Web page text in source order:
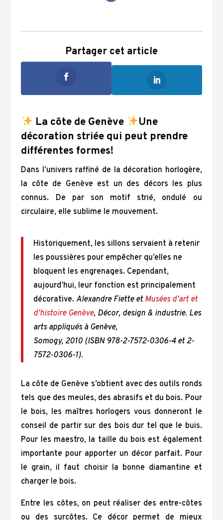
Partager cet article
La côte de Genève
Une
décoration striée qui peut prendre
différentes formes!
Dans l’univers raffiné de la décoration horlogère,
la côte de Genève est un des décors les plus
connus. De par son motif strié, ondulé ou
circulaire, elle sublime le mouvement.
Historiquement, les sillons servaient à retenir
les poussières pour empêcher qu’elles ne
bloquent les engrenages. Cependant,
aujourd’hui, leur fonction est principalement
décorative.Alexandre Fietteet Musées d’art et
d’histoire Genève, Décor, design & industrie. Les
arts appliqués à Genève,
Somogy, 2010 (ISBN 978-2-7572-0306-4et 2-
7572-0306-1).
La côte de Genève s’obtient avec des outils ronds
tels que des meules, des abrasifs et du bois. Pour
le bois, les maîtres horlogers vous donneront le
conseil de partir sur des bois dur tel que le buis.
Pour les maestro, la taille du bois est également
importante pour apporter un décor parfait. Pour
le grain, il faut choisir la bonne diamantine et
charger le bois.
Entre les côtes, on peut réaliser des entre-côtes
ou des surcôtes. Ce décor permet de mieux